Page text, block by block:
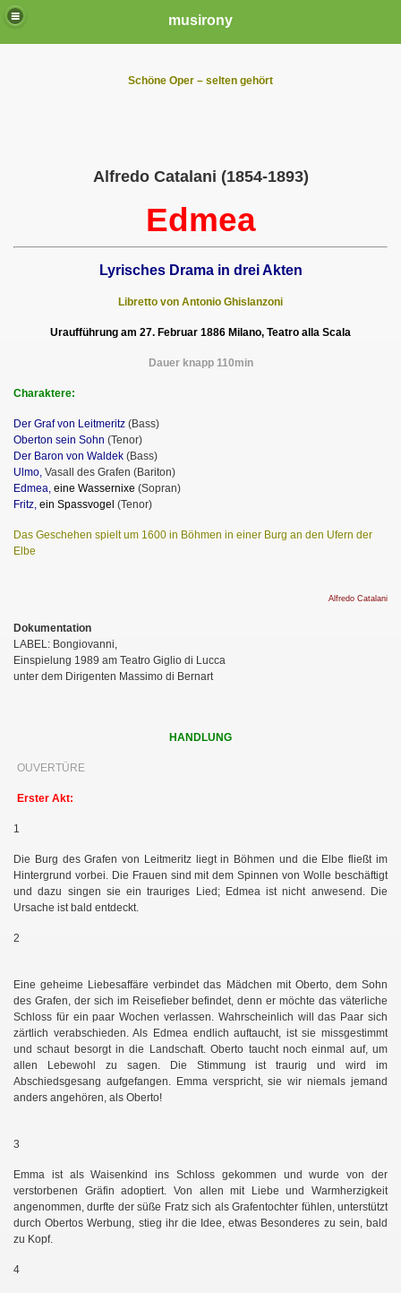
musirony
Schöne Oper – selten gehört
Alfredo Catalani (1854-1893)
Edmea
Lyrisches Drama in drei Akten
Libretto von Antonio Ghislanzoni
Uraufführung am 27. Februar 1886 Milano, Teatro alla Scala
Dauer knapp 110min
Charaktere:
Der Graf von Leitmeritz (Bass)
Oberton sein Sohn (Tenor)
Der Baron von Waldek (Bass)
Ulmo, Vasall des Grafen (Bariton)
Edmea, eine Wassernixe (Sopran)
Fritz, ein Spassvogel (Tenor)
Das Geschehen spielt um 1600 in Böhmen in einer Burg an den Ufern der
Elbe
Alfredo Catalani
Dokumentation
LABEL: Bongiovanni,
Einspielung 1989 am Teatro Giglio di Lucca
unter dem Dirigenten Massimo di Bernart
HANDLUNG
OUVERTÜRE
Erster Akt:
1
Die Burg des Grafen von Leitmeritz liegt in Böhmen und die Elbe fließt im
Hintergrund vorbei. Die Frauen sind mit dem Spinnen von Wolle beschäftigt
und dazu singen sie ein trauriges Lied; Edmea ist nicht anwesend. Die
Ursache ist bald entdeckt.
2
Eine geheime Liebesaffäre verbindet das Mädchen mit Oberto, dem Sohn
des Grafen, der sich im Reisefieber befindet, denn er möchte das väterliche
Schloss für ein paar Wochen verlassen. Wahrscheinlich will das Paar sich
zärtlich verabschieden. Als Edmea endlich auftaucht, ist sie missgestimmt
und schaut besorgt in die Landschaft. Oberto taucht noch einmal auf, um
allen Lebewohl zu sagen. Die Stimmung ist traurig und wird im
Abschiedsgesang aufgefangen. Emma verspricht, sie wir niemals jemand
anders angehören, als Oberto!
3
Emma ist als Waisenkind ins Schloss gekommen und wurde von der
verstorbenen Gräfin adoptiert. Von allen mit Liebe und Warmherzigkeit
angenommen, durfte der süße Fratz sich als Grafentochter fühlen, unterstützt
durch Obertos Werbung, stieg ihr die Idee, etwas Besonderes zu sein, bald
zu Kopf.
4